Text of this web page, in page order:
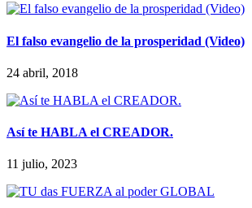
El falso evangelio de la prosperidad (Video)
24 abril, 2018
Así te HABLA el CREADOR.
11 julio, 2023